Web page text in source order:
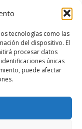
tecnologías como las
del dispositivo. El
procesar datos
únicas
puede afectar